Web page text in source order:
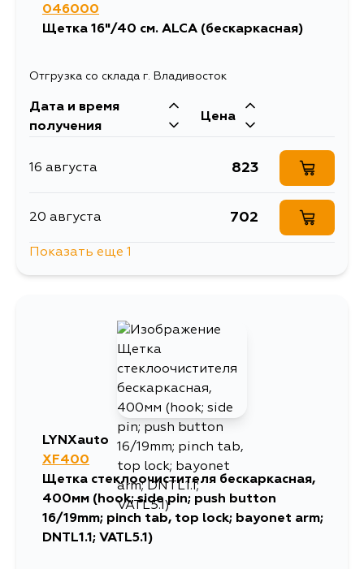
046000
Щетка 16"/40 см. ALCA (бескаркасная)
Отгрузка со склада г. Владивосток
Дата и время
получения
Цена
16 августа 823
20 августа 702
Показать еще 1
LYNXauto
XF400
Щетка стеклоочистителя бескаркасная,
400мм (hook; side pin; push button
16/19mm; pinch tab, top lock; bayonet arm;
DNTL1.1; VATL5.1)